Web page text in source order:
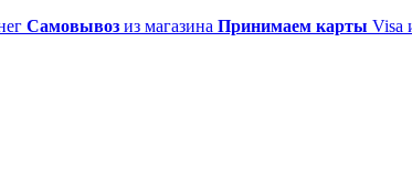
Самовывоз из магазина Принимаем карты Visa